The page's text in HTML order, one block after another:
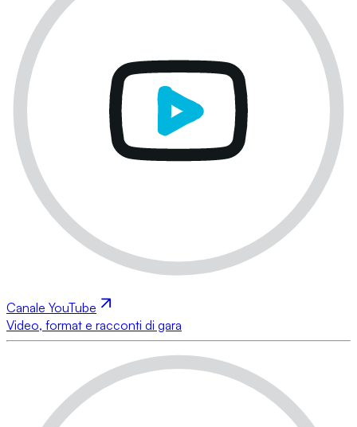
Canale YouTube
Video, format e racconti di gara